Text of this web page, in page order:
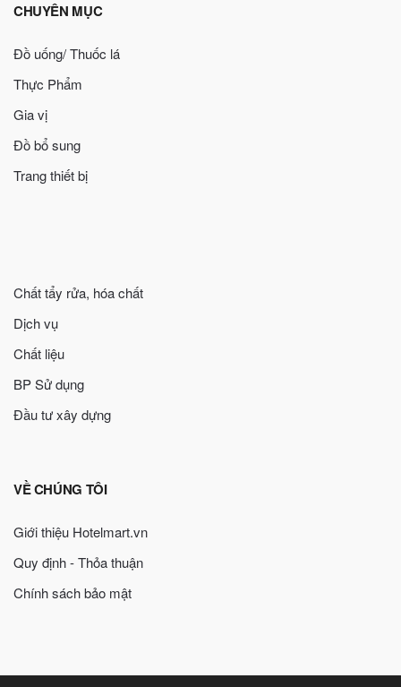
CHUYÊN MỤC
Đồ uống/ Thuốc lá
Thực Phẩm
Gia vị
Đồ bổ sung
Trang thiết bị
Chất tẩy rửa, hóa chất
Dịch vụ
Chất liệu
BP Sử dụng
Đầu tư xây dựng
VỀ CHÚNG TÔI
Giới thiệu Hotelmart.vn
Quy định - Thỏa thuận
Chính sách bảo mật